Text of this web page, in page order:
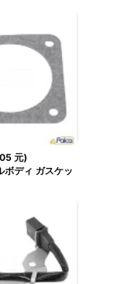
元)
ボディ ガスケッ